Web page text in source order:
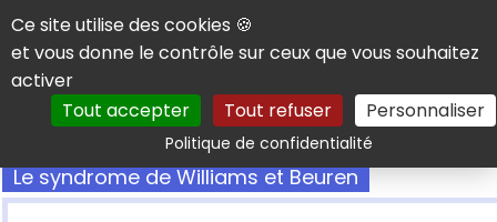
Panneau de gestion des cookies
Ce site utilise des cookies 🍪
et vous donne le contrôle sur ceux que vous souhaitez
activer
Tout accepter
Tout refuser Personnaliser
Politique de confidentialitéRechercher
Le syndrome de Williams et Beuren